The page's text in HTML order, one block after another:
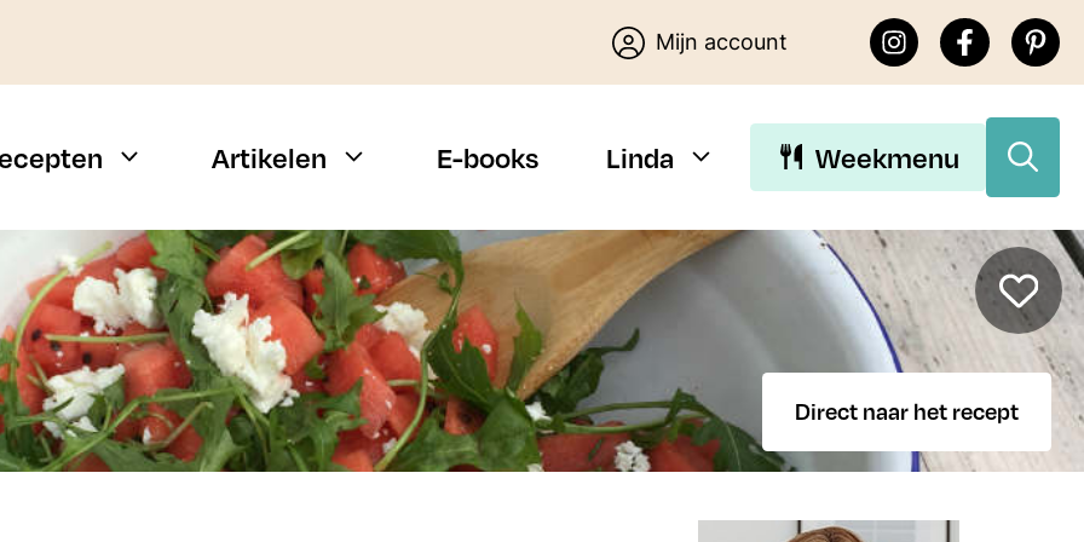
Mijn account
Weekmenu
Snelle recepten
Campingrecepten
BBQ recepten
Vis
Vlees
Vegetarisch
Alle types
Download Linda’s E-
books
Download de gratis E-books van
kiezen uit 15 makkelijke recepten
Artikelen E-books Linda Weekmenu
Direct naar het recept